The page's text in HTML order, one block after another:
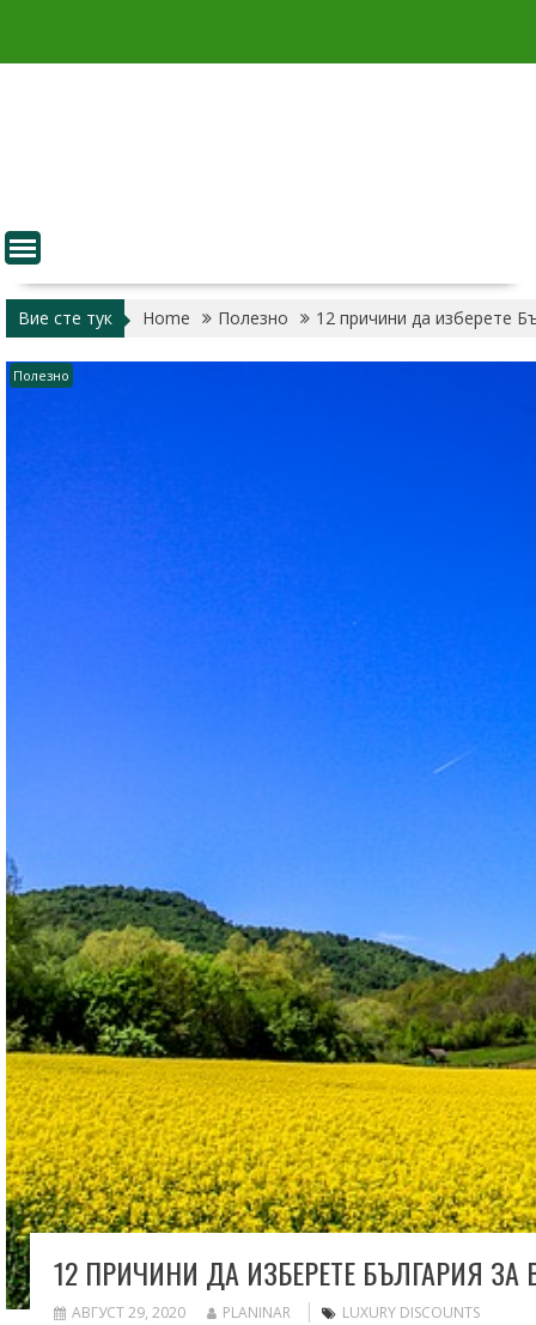
content
Вие сте тук Home Полезно 12 причини да изберете
Полезно
12 ПРИЧИНИ ДА ИЗБЕРЕТЕ БЪЛГАРИЯ
АВГУСТ 29, 2020 PLANINAR LUXURY DISCOUNTS